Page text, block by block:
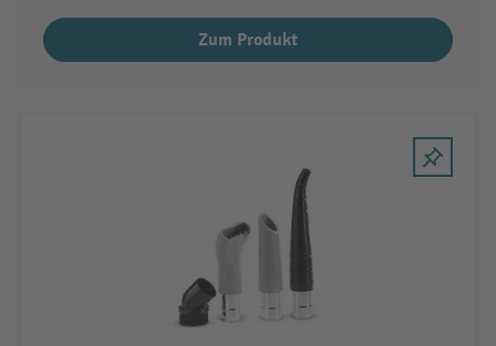
Zum Produkt